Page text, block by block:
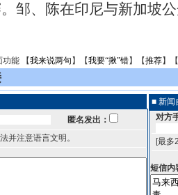
邹、陈在印尼与新加坡
功能 【我来说两句 】【我要“揪”错】【推荐】
匿名发出：
并注意语言文明。
■ 新闻
对方
[最多
短信内